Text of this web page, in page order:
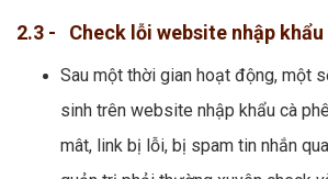
2.3 - Check lỗi website nhập khẩu
Sau một thời gian hoạt động, một
sinh trên website nhập khẩu cà
mât, link bị lỗi, bị spam tin nhắn